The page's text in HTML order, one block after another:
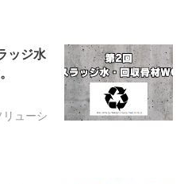
ッジ水
ューシ